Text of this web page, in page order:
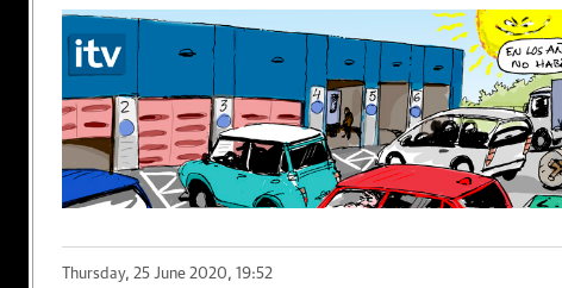
Thursday, 25 June 2020, 19:52